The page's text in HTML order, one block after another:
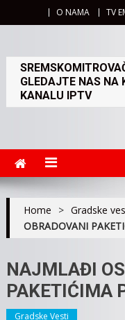
O NAMA TV
GLEDAJTE NAS NA
KANALU IPTV
Home > Gradske
OBRADOVANI
NAJMLAĐI
PAKETIĆIMA
Gradske Vesti